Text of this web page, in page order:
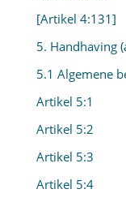
[Artikel 4:131]
5. Handhaving
5.1 Algemene
Artikel 5:1
Artikel 5:2
Artikel 5:3
Artikel 5:4